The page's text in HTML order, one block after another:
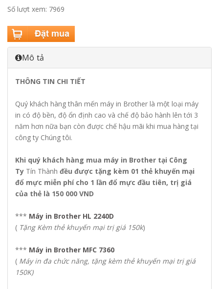
Số lượt xem: 7969
Mô tả
THÔNG TIN CHI TIẾT
Quý khách hàng thân mến máy in Brother là một loại máy
in có độ bền, độ ổn định cao và chế độ bảo hành lên tới 3
năm hơn nữa bạn còn được chế hậu mãi khi mua hàng tại
công ty Chúng tôi.
Khi quý khách hàng mua máy in Brother tại Công
Ty Tín Thành đều được tặng kèm 01 thẻ khuyến mại
đổ mực miễn phí cho 1 lần đổ mực đầu tiên, trị giá
của thẻ là 150 000 VND
*** Máy in Brother HL 2240D
( Tặng Kèm thẻ khuyến mại trị giá 150k)
*** Máy in Brother MFC 7360
( Máy in đa chức năng, tặng kèm thẻ khuyến mại trị giá
150K)